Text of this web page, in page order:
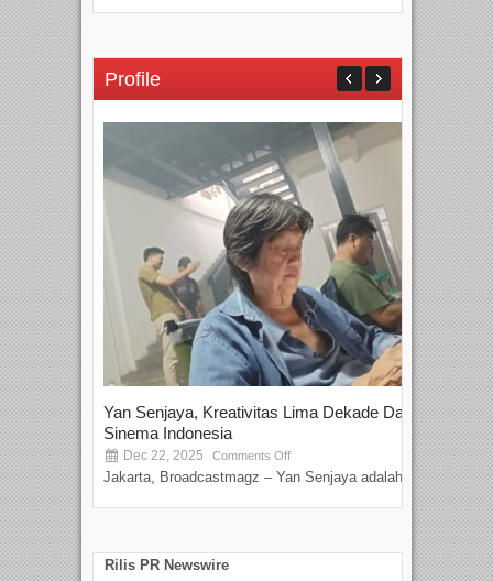
Profile
Yan Senjaya, Kreativitas Lima Dekade Dalam
Sinema Indonesia
Dec 22, 2025 Comments Off
Jakarta, Broadcastmagz – Yan Senjaya adalah...
Rilis PR Newswire